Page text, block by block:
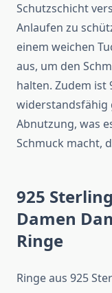
Schutzschicht
Anlaufen zu
einem weichen
aus, um den
halten. Zudem ist
widerstandsfähig
Abnutzung, was
Schmuck macht,
925
Damen
Ringe
Ringe aus 925